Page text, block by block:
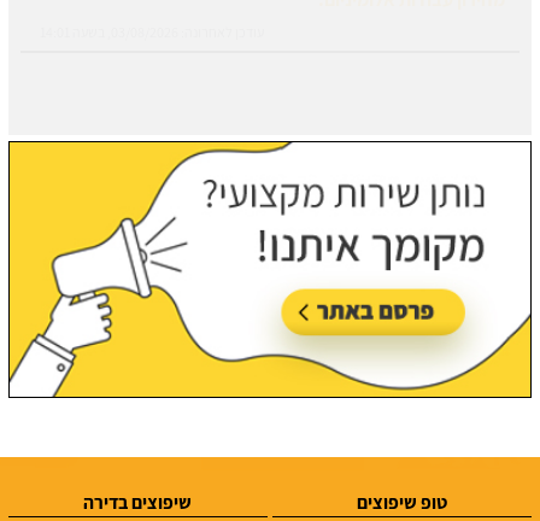
טופ שיפוצים שיפוצים בדירה